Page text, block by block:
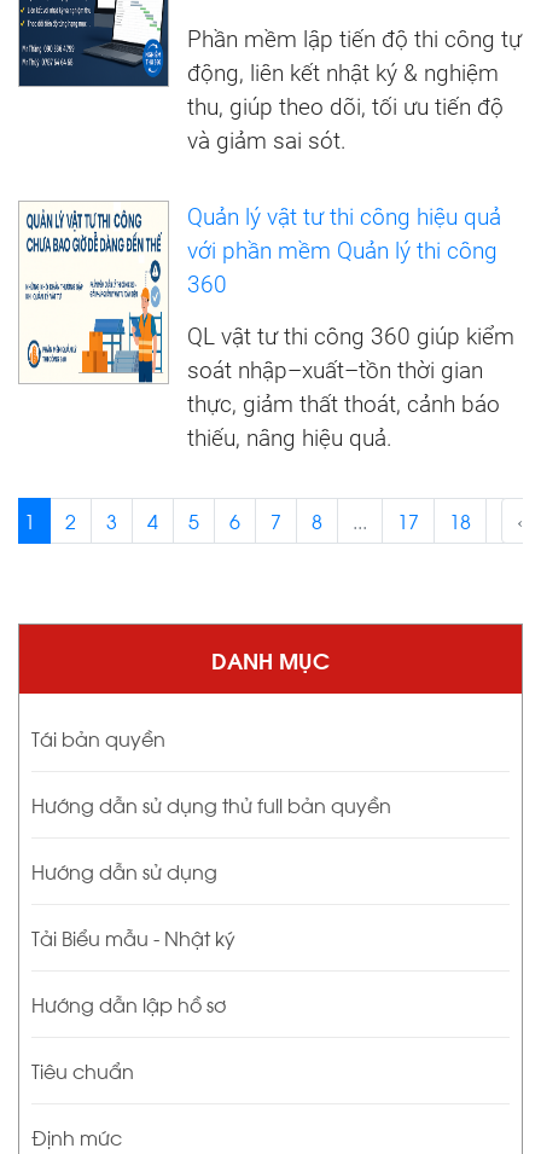
DANH MỤC
Tái bản quyền
Hướng dẫn sử dụng thử full bản quyền
Hướng dẫn sử dụng
Tải Biểu mẫu - Nhật ký
Hướng dẫn lập hồ sơ
Tiêu chuẩn
Định mức
Phần mềm lập tiến độ thi công tự
động, liên kết nhật ký & nghiệm
thu, giúp theo dõi, tối ưu tiến độ
và giảm sai sót.
Quản lý vật tư thi công hiệu quả
với phần mềm Quản lý thi công
360
QL vật tư thi công 360 giúp kiểm
soát nhập–xuất–tồn thời gian
thực, giảm thất thoát, cảnh báo
thiếu, nâng hiệu quả.
1 2 3 4 5 6 7 8 ... 17 18 ‹